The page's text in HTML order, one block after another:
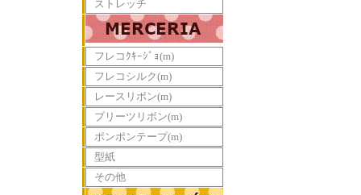
ストレッチ
フレコｸｷｰｼﾞｮ(m)
フレコシルク(m)
レースリボン(m)
プリーツリボン(m)
ポンポンテープ(m)
型紙
その他